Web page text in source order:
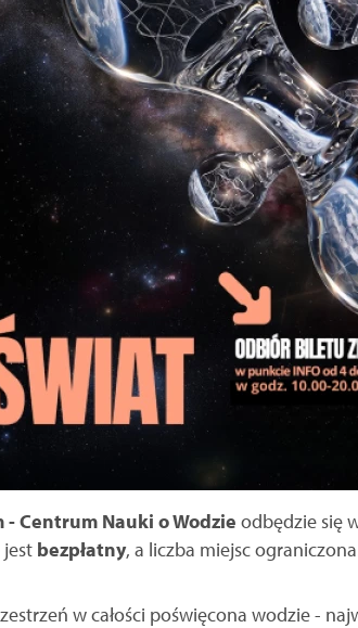
Centrum Nauki o Wodzie odbędzie się
jest bezpłatny, a liczba miejsc
w całości poświęcona wodzie -